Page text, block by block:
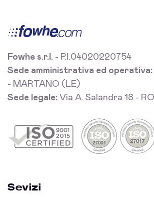
Fowhe s.r.l. - P.I.04020220754
Sede amministrativa ed operativa:
- MARTANO (LE)
Sede legale: Via A. Salandra 18 -
Sevizi